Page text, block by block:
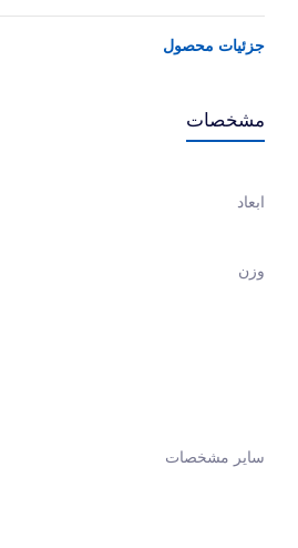
جزئیات محصول
مشخصات
ابعاد
وزن
سایر مشخصات